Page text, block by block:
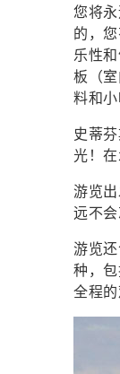
您将
的，
乐性
板（
料和小
史蒂
光！
游览
远不
游览
种，
全程